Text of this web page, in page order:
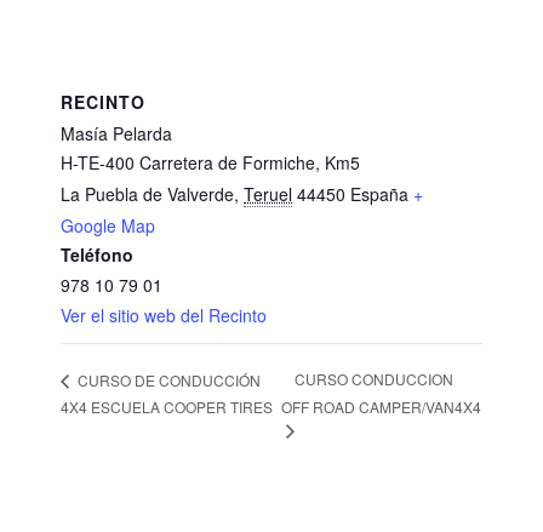
RECINTO
Masía Pelarda
H-TE-400 Carretera de Formiche, Km5
La Puebla de Valverde, Teruel 44450 España +
Google Map
Teléfono
978 10 79 01
Ver el sitio web del Recinto
CURSO DE CONDUCCIÓN
4X4 ESCUELA COOPER TIRES
CURSO CONDUCCION
OFF ROAD CAMPER/VAN4X4